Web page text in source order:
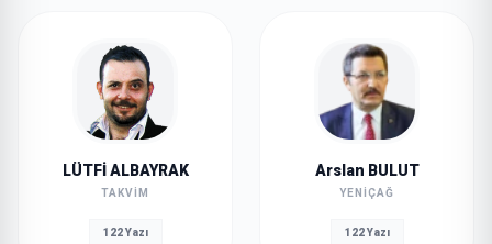
LÜTFİ ALBAYRAK
TAKVIM
122 Yazı
Arslan BULUT
YENIÇAĞ
122 Yazı